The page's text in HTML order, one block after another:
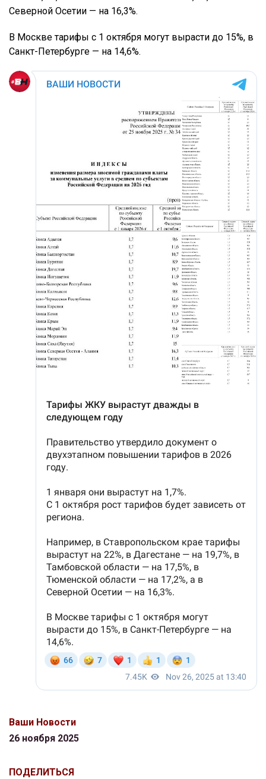
Северной Осетии — на 16,3%.
В Москве тарифы с 1 октября могут вырасти до 15%, в
Санкт-Петербурге — на 14,6%.
Ваши Новости
26 ноября 2025
ПОДЕЛИТЬСЯ